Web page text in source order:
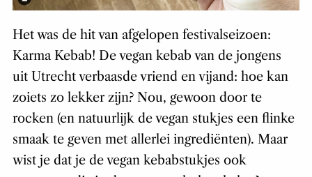
Het was de hit van afgelopen festivalseizoen:
Karma Kebab! De vegan kebab van de jongens
uit Utrecht verbaasde vriend en vijand: hoe kan
zoiets zo lekker zijn? Nou, gewoon door te
rocken (en natuurlijk de vegan stukjes een flinke
smaak te geven met allerlei ingrediënten). Maar
wist je dat je de vegan kebabstukjes ook